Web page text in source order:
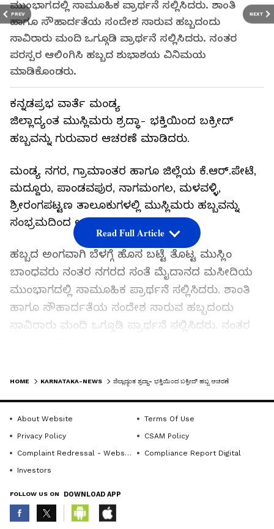
PREV NEXT
ಮುಂಭಾಗದಲ್ಲಿ ಸಾಮೂಹಿಕ ಪ್ರಾರ್ಥನೆ ಸಲ್ಲಿಸಿದರು. ಶಾಂತಿ
ಹಾಗೂ ಸೌಹಾರ್ದತೆಯ ಸಂದೇಶ ಸಾರುವ ಹಬ್ಬದಂದು
ಸಾವಿರಾರು ಮಂದಿ ಒಗ್ಗೂಡಿ ಪ್ರಾರ್ಥನೆ ಸಲ್ಲಿಸಿದರು. ನಂತರ
ಪರಸ್ಪರ ಆಲಿಂಗಿಸಿ ಹಬ್ಬದ ಶುಭಾಶಯ ವಿನಿಮಯ
ಮಾಡಿಕೊಂಡರು.
ಕನ್ನಡಪ್ರಭ ವಾರ್ತೆ ಮಂಡ್ಯ
ಜಿಲ್ಲಾದ್ಯಂತ ಮುಸ್ಲಿಮರು ಶ್ರದ್ಧಾ- ಭಕ್ತಿಯಿಂದ ಬಕ್ರೀದ್
ಹಬ್ಬವನ್ನು ಗುರುವಾರ ಆಚರಣೆ ಮಾಡಿದರು.
ಮಂಡ್ಯ ನಗರ, ಗ್ರಾಮಾಂತರ ಹಾಗೂ ಜಿಲ್ಲೆಯ ಕೆ.ಆರ್.ಪೇಟೆ,
ಮದ್ದೂರು, ಪಾಂಡವಪುರ, ನಾಗಮಂಗಲ, ಮಳವಳ್ಳಿ,
ಶ್ರೀರಂಗಪಟ್ಟಣ ತಾಲೂಕುಗಳಲ್ಲಿ ಮುಸ್ಲಿಮರು ಹಬ್ಬವನ್ನು
ಸಂಭ್ರಮದಿಂದ ಆಚರಿಸಿದರು.
ಹಬ್ಬದ ಅಂಗವಾಗಿ ಬೆಳಗ್ಗೆ ಹೊಸ ಬಟ್ಟೆ ತೊಟ್ಟ ಮುಸ್ಲಿಂ
ಬಾಂಧವರು ನಂತರ ನಗರದ ಸಂತೆ ಮೈದಾನದ ಮಸೀದಿಯ
ಮುಂಭಾಗದಲ್ಲಿ ಸಾಮೂಹಿಕ ಪ್ರಾರ್ಥನೆ ಸಲ್ಲಿಸಿದರು. ಶಾಂತಿ
ಹಾಗೂ ಸೌಹಾರ್ದತೆಯ ಸಂದೇಶ ಸಾರುವ ಹಬ್ಬದಂದು
ಸಾವಿರಾರು ಮಂದಿ ಒಗ್ಗೂಡಿ ಪ್ರಾರ್ಥನೆ ಸಲ್ಲಿಸಿದರು. ನಂತರ
ಬಕ್ರೀದ್ ಹಬ್ಬ ತ್ಯಾಗ, ಪ್ರೀತಿ, ಭ್ರಾತೃತ್ವ, ಬಲಿದಾನದ ಸಂಕೇತ.
ಈ ಹಬ್ಬದಂದು ಬಡವರಿಗೆ ಕೈಲಾದಷ್ಟು ಸಹಾಯ ಮಾಡುವಂತೆ
Read Full Article
HOME KARNATAKA-NEWS ಜಿಲ್ಲಾದ್ಯಂತ ಶ್ರದ್ಧಾ- ಭಕ್ತಿಯಿಂದ ಬಕ್ರೀದ್ ಹಬ್ಬ ಆಚರಣೆ
About Website
Terms Of Use
Privacy Policy
CSAM Policy
Complaint Redressal - Website
Compliance Report Digital
Investors
FOLLOW US ON DOWNLOAD APP